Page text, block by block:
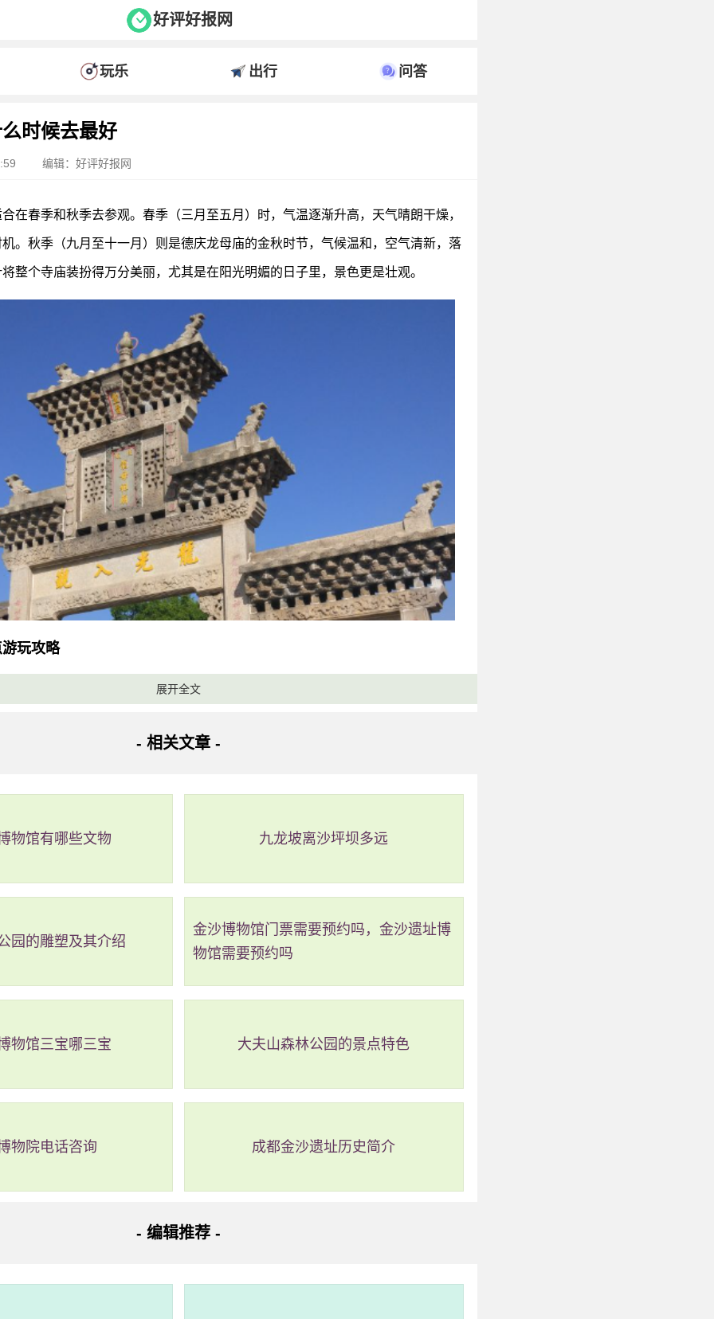
好评好报网
玩乐 出行 问答
时候去最好
编辑：好评好报网
在春季和秋季去参观。春季（三月至五月）时，气温逐渐升高，天气晴朗干燥，
。秋季（九月至十一月）则是德庆龙母庙的金秋时节，气候温和，空气清新，落
整个寺庙装扮得万分美丽，尤其是在阳光明媚的日子里，景色更是壮观。
玩攻略
龙母庙是广东省肇庆市德庆县著名的旅游景点之一，始建于秦汉，全国最古老的庙
展开全文
- 相关文章 -
物馆有哪些文物 九龙坡离沙坪坝多远
园的雕塑及其介绍
金沙博物馆门票需要预约吗，金沙遗址博
物馆需要预约吗
物馆三宝哪三宝 大夫山森林公园的景点特色
物院电话咨询 成都金沙遗址历史简介
- 编辑推荐 -